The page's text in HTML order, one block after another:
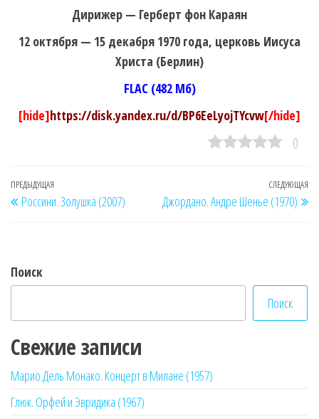
Дирижер — Герберт фон Караян
12 октября — 15 декабря 1970 года, церковь Иисуса
Христа (Берлин)
FLAC (482 Мб)
[hide]https://disk.yandex.ru/d/BP6EeLyojTYcvw[/hide]
0
Навигация
по
Предыдущая
запись
ПРЕДЫДУЩАЯ
Россини. Золушка (2007)
СЛЕДУЮЩАЯ
Джордано. Андре Шенье (1970)
Поиск
Поиск
Свежие записи
Марио Дель Монако. Концерт в Милане (1957)
Глюк. Орфей и Эвридика (1967)